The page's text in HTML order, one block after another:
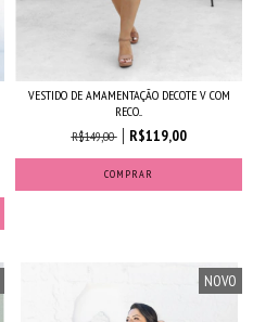
VESTIDO DE AMAMENTAÇÃO DECOTE V COM
RECO...
R$149,00
R$119,00
COMPRAR
NOVO